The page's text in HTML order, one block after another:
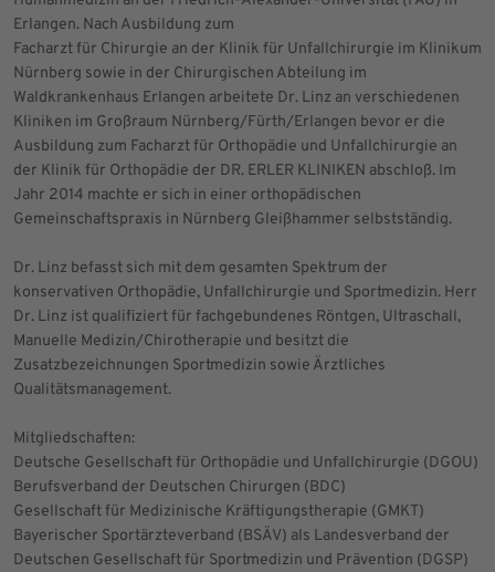
Erlangen. Nach Ausbildung zum
Facharzt für Chirurgie an der Klinik für Unfallchirurgie im Klinikum
Nürnberg sowie in der Chirurgischen Abteilung im
Waldkrankenhaus Erlangen arbeitete Dr. Linz an verschiedenen
Kliniken im Großraum Nürnberg/Fürth/Erlangen bevor er die
Ausbildung zum Facharzt für Orthopädie und Unfallchirurgie an
der Klinik für Orthopädie der DR. ERLER KLINIKEN abschloß. Im
Jahr 2014 machte er sich in einer orthopädischen
Gemeinschaftspraxis in Nürnberg Gleißhammer selbstständig.
Dr. Linz befasst sich mit dem gesamten Spektrum der
konservativen Orthopädie, Unfallchirurgie und Sportmedizin. Herr
Dr. Linz ist qualifiziert für fachgebundenes Röntgen, Ultraschall,
Manuelle Medizin/Chirotherapie und besitzt die
Zusatzbezeichnungen Sportmedizin sowie Ärztliches
Qualitätsmanagement.
Mitgliedschaften:
Deutsche Gesellschaft für Orthopädie und Unfallchirurgie (DGOU)
Berufsverband der Deutschen Chirurgen (BDC)
Gesellschaft für Medizinische Kräftigungstherapie (GMKT)
Bayerischer Sportärzteverband (BSÄV) als Landesverband der
Deutschen Gesellschaft für Sportmedizin und Prävention (DGSP)